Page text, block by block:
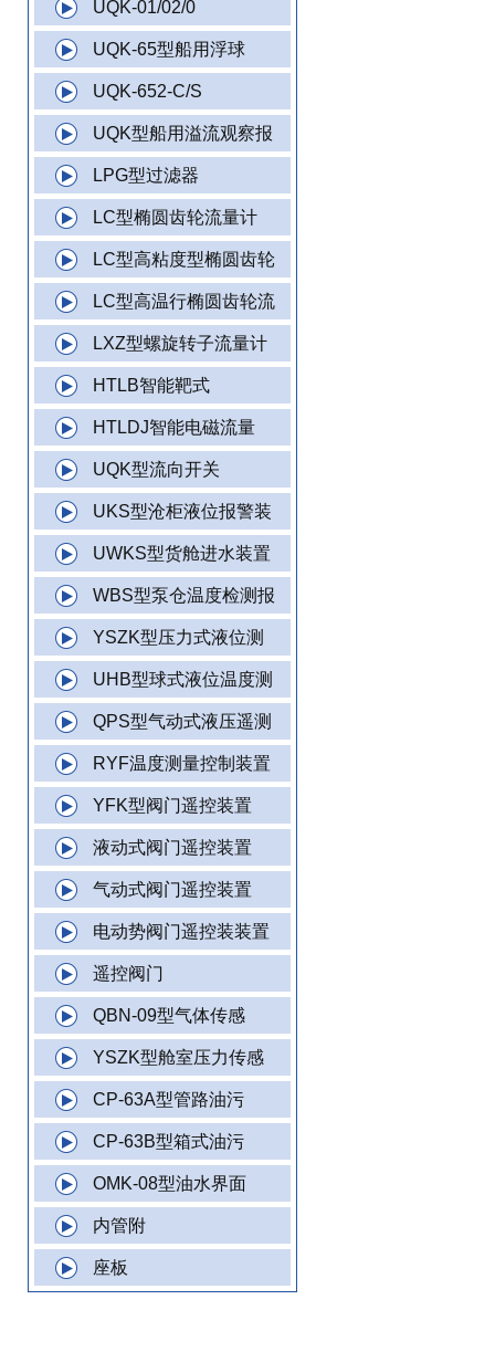
UQK-01/02/0
UQK-65型船用浮球
UQK-652-C/S
UQK型船用溢流观察报
LPG型过滤器
LC型椭圆齿轮流量计
LC型高粘度型椭圆齿轮
LC型高温行椭圆齿轮流
LXZ型螺旋转子流量计
HTLB智能靶式
HTLDJ智能电磁流量
UQK型流向开关
UKS型沧柜液位报警装
UWKS型货舱进水装置
WBS型泵仓温度检测报
YSZK型压力式液位测
UHB型球式液位温度测
QPS型气动式液压遥测
RYF温度测量控制装置
YFK型阀门遥控装置
液动式阀门遥控装置
气动式阀门遥控装置
电动势阀门遥控装装置
遥控阀门
QBN-09型气体传感
YSZK型舱室压力传感
CP-63A型管路油污
CP-63B型箱式油污
OMK-08型油水界面
内管附
座板